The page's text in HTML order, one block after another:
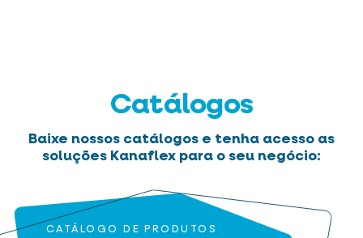
Catálogos
Baixe nossos catálogos e tenha acesso as
soluções Kanaflex para o seu negócio:
CATÁLOGO DE PRODUTOS